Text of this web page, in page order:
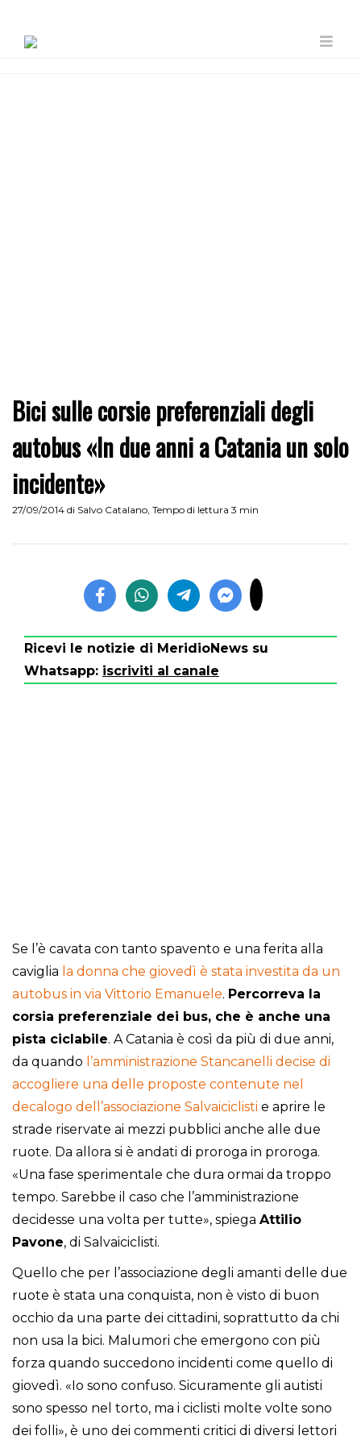
Bici sulle corsie preferenziali degli
autobus «In due anni a Catania un solo
incidente»
27/09/2014 di Salvo Catalano, Tempo di lettura 3 min
Ricevi le notizie di MeridioNews su
Whatsapp: iscriviti al canale
Se l’è cavata con tanto spavento e una ferita alla
caviglia la donna che giovedì è stata investita da un
autobus in via Vittorio Emanuele. Percorreva la
corsia preferenziale dei bus, che è anche una
pista ciclabile. A Catania è così da più di due anni,
da quando l’amministrazione Stancanelli decise di
accogliere una delle proposte contenute nel
decalogo dell’associazione Salvaiciclisti e aprire le
strade riservate ai mezzi pubblici anche alle due
ruote. Da allora si è andati di proroga in proroga.
«Una fase sperimentale che dura ormai da troppo
tempo. Sarebbe il caso che l’amministrazione
decidesse una volta per tutte», spiega Attilio
Pavone, di Salvaiciclisti.
Quello che per l’associazione degli amanti delle due
ruote è stata una conquista, non è visto di buon
occhio da una parte dei cittadini, soprattutto da chi
non usa la bici. Malumori che emergono con più
forza quando succedono incidenti come quello di
giovedì. «Io sono confuso. Sicuramente gli autisti
sono spesso nel torto, ma i ciclisti molte volte sono
dei folli», è uno dei commenti critici di diversi lettori